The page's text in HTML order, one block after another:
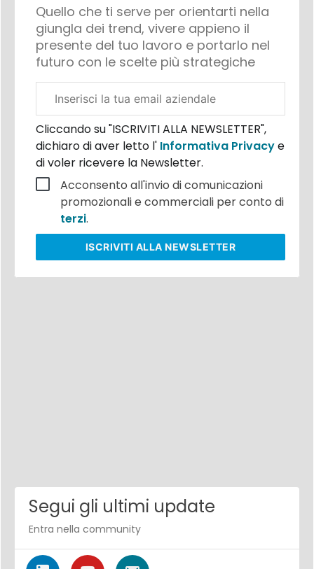
Quello che ti serve per orientarti nella
giungla dei trend, vivere appieno il
presente del tuo lavoro e portarlo nel
futuro con le scelte più strategiche
aziendale
Cliccando su "ISCRIVITI ALLA NEWSLETTER",
dichiaro di aver letto l'Informativa Privacye
di voler ricevere la Newsletter.
Acconsento all'invio di comunicazioni
promozionali e commerciali per conto di
terzi.
ISCRIVITI ALLA NEWSLETTER
Segui gli ultimi update
Entra nella community